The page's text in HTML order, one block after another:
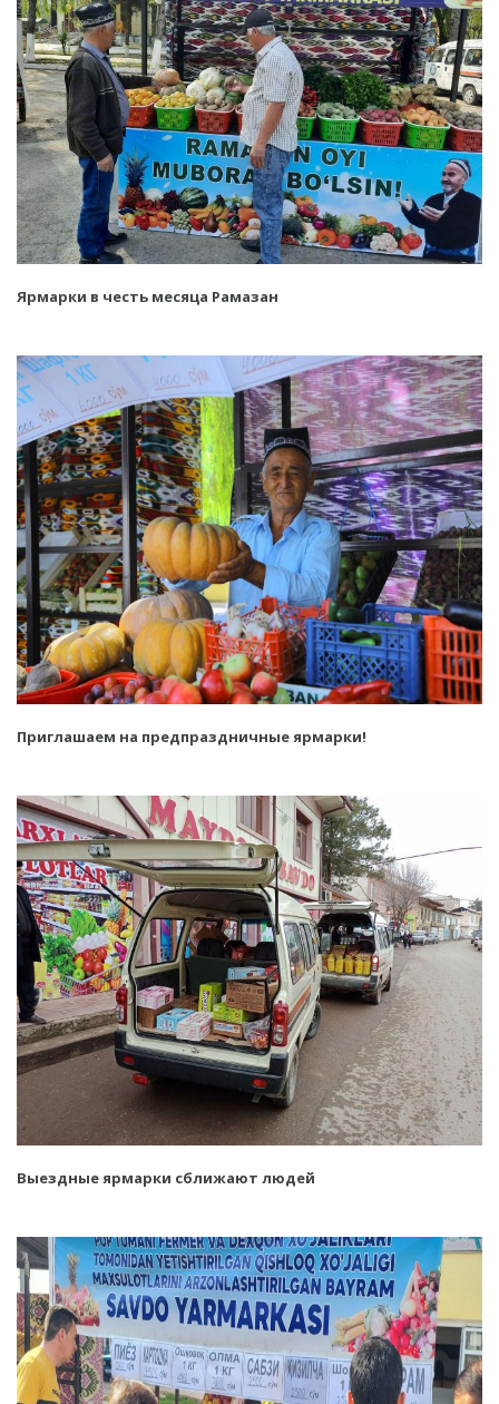
Ярмарки в честь месяца Рамазан
Приглашаем на предпраздничные ярмарки!
Выездные ярмарки сближают людей